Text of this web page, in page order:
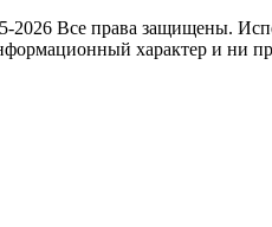
Все права защищены.
характер и ни